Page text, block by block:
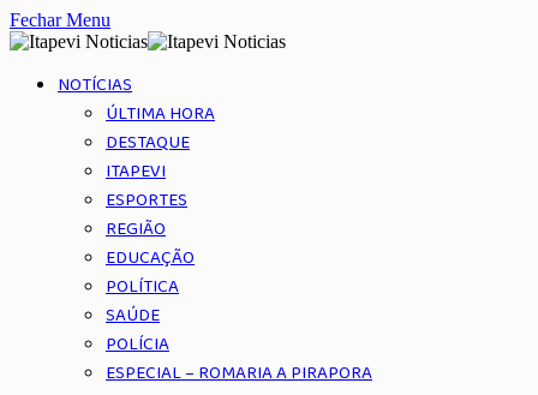
Fechar Menu
NOTÍCIAS
ÚLTIMA HORA
DESTAQUE
ITAPEVI
ESPORTES
REGIÃO
EDUCAÇÃO
POLÍTICA
SAÚDE
POLÍCIA
ESPECIAL – ROMARIA A PIRAPORA